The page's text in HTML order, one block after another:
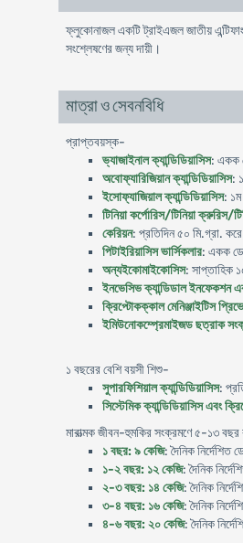
ফ্লুকোনাজল একটি ট্রাইএজল জাতীয়
সংশ্লেষণের জন্য দায়ী।
মাত্রা ও সেবনবিধি
প্রাপ্তবয়স্ক-
ভ্যাজাইনাল ক্যান্ডিডিয়াসিস: একক
অবোফ্যারিজিয়ান ক্যান্ডিডিয়াসিস:
ইসোফ্যাজিয়াল ক্যান্ডিডিয়াসিস: ১ম
টিনিয়া কর্পোরিস/টিনিয়া ক্রুরিস/
কেরিয়ন: প্রতিদিন ৫০ মি.গ্রা.
পিটাইরিয়াসিস ভার্সিকলার: একক
অন্যইকোমাইকোসিস: সাপ্তাহিক
ইনভেসিভ ক্যান্ডিডাল ইনফেকশন
ক্রিপ্টোকক্কাল মেনিঞ্জাইটিস
ইমিউনোকম্প্রেমাইজড ছত্রাক
১ বছরের বেশি বয়সী শিশু-
সুপারফিশিয়াল ক্যান্ডিডিয়াসিস:
সিস্টেমিক ক্যান্ডিডিয়াসিস এবং
মারাত্মক জীবন-হুমকির সংক্রমণে ৫-১৩ বছর
১ বছর: ৯ কেজি: দৈনিক
১-২ বছর: ১২ কেজি: দৈনিক
২-৩ বছর: ১৪ কেজি: দৈনিক
৩-৪ বছর: ১৬ কেজি: দৈনিক
৪-৬ বছর: ২০ কেজি: দৈনিক